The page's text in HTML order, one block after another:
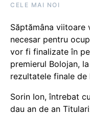
CELE MAI NOI
Săptămâna viitoare
necesar pentru
vor fi finalizate în
premierul Bolojan,
rezultatele finale
Sorin Ion, întrebat
dau an de an